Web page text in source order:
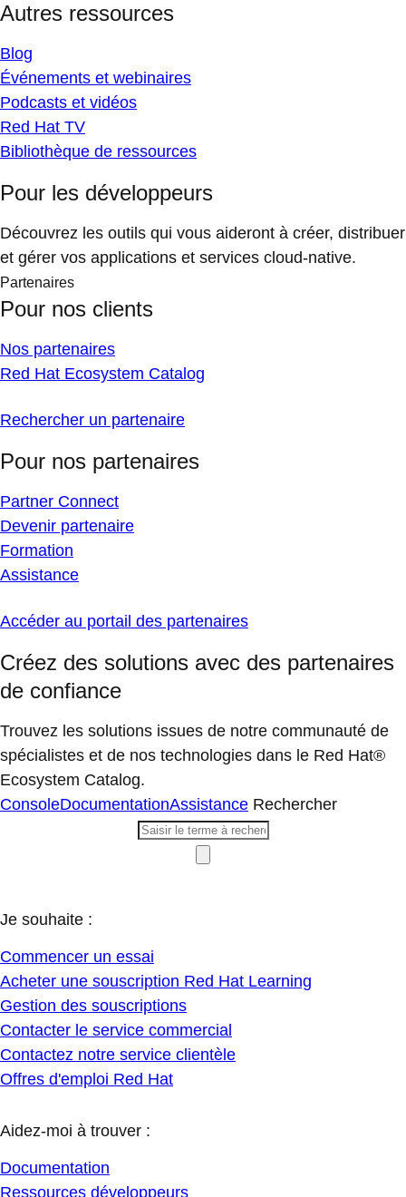
Autres ressources
Blog
Événements et webinaires
Podcasts et vidéos
Red Hat TV
Bibliothèque de ressources
Pour les développeurs
Découvrez les outils qui vous aideront à créer, distribuer
et gérer vos applications et services cloud-native.
Partenaires
Pour nos clients
Nos partenaires
Red Hat Ecosystem Catalog
Rechercher un partenaire
Pour nos partenaires
Partner Connect
Devenir partenaire
Formation
Assistance
Accéder au portail des partenaires
Créez des solutions avec des partenaires
de confiance
Trouvez les solutions issues de notre communauté de
spécialistes et de nos technologies dans le Red Hat®
Ecosystem Catalog.
ConsoleDocumentationAssistance Rechercher
Je souhaite :
Commencer un essai
Acheter une souscription Red Hat Learning
Gestion des souscriptions
Contacter le service commercial
Contactez notre service clientèle
Offres d'emploi Red Hat
Aidez-moi à trouver :
Documentation
Ressources développeurs